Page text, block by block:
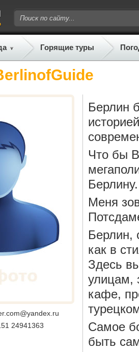
Горящие туры
24941363
Берлин
Что бы
Берлину.
Меня
Берлин,
как в
Здесь
улицам,
кафе,
Самое
быть